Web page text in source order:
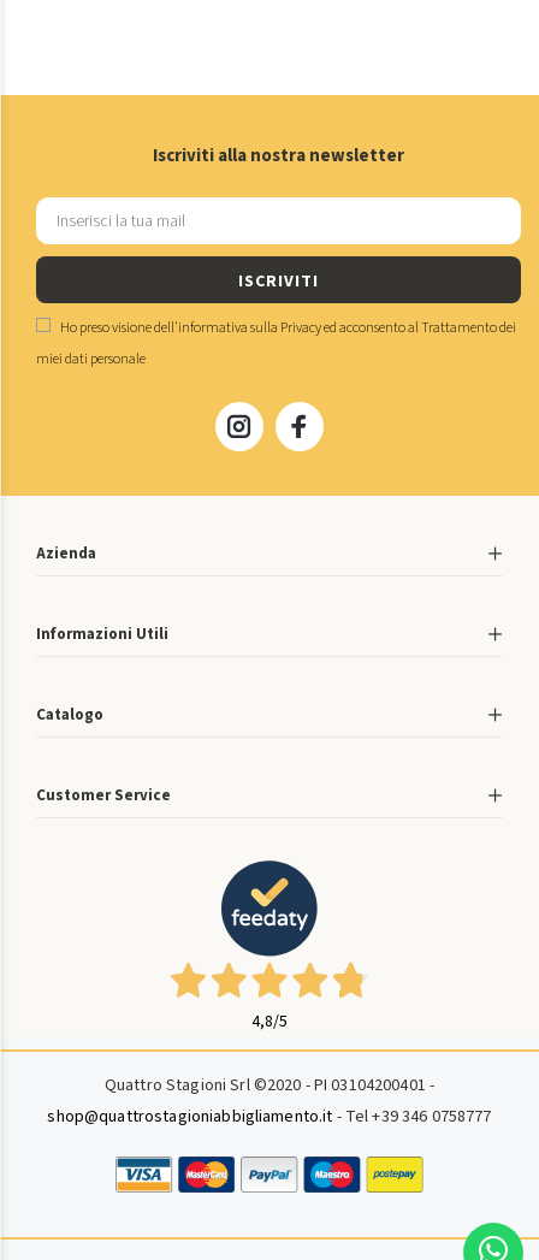
Iscriviti alla nostra newsletter
ISCRIVITI
Ho preso visione dell'informativa sulla Privacyed acconsento alTrattamento dei
miei dati personale
Azienda
Informazioni Utili
Catalogo
Customer Service
4,8/5
Quattro Stagioni Srl ©2020 - PI 03104200401 -
shop@quattrostagioniabbigliamento.it - Tel +39 346 0758777